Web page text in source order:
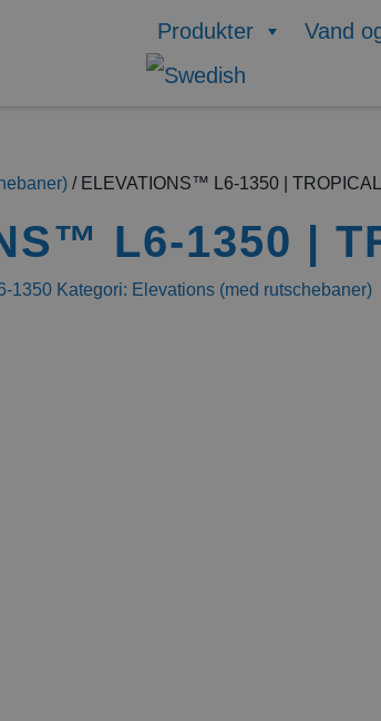
Produkter Vand
/ ELEVATIONS™ L6-1350 | TROPICAL
L6-1350 |
1350 Kategori: Elevations (med rutschebaner)